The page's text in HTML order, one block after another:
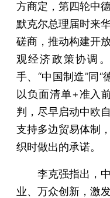
方商定，第四轮中
默克尔总理届时来
磋商，推动构建开
观经济政策协调
手、“中国制造”同“
以负面清单+准入
判，尽早启动中欧
支持多边贸易体制
织时做出的承诺。
李克强指出，中
业、万众创新，激